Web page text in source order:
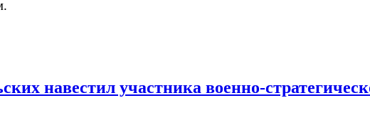
навестил участника военно-